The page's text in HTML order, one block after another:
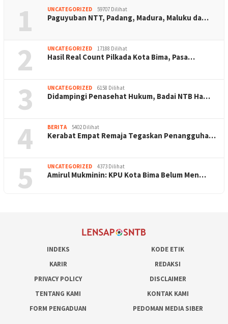
1 UNCATEGORIZED 59707 Dilihat
Paguyuban NTT, Padang, Madura, Maluku da…
2 UNCATEGORIZED 17188 Dilihat
Hasil Real Count Pilkada Kota Bima, Pasa…
3 UNCATEGORIZED 6158 Dilihat
Didampingi Penasehat Hukum, Badai NTB Ha…
4 BERITA 5402 Dilihat
Kerabat Empat Remaja Tegaskan Penangguha…
5 UNCATEGORIZED 4373 Dilihat
Amirul Mukminin: KPU Kota Bima Belum Men…
INDEKS
KODE ETIK
KARIR
REDAKSI
PRIVACY POLICY
DISCLAIMER
TENTANG KAMI
KONTAK KAMI
FORM PENGADUAN
PEDOMAN MEDIA SIBER